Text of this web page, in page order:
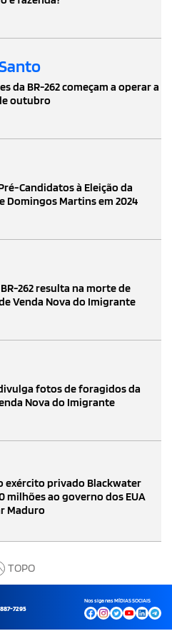
da BR-262 começam a operar a
outubro
Candidatos à Eleição da
Domingos Martins em 2024
262 resulta na morte de
Venda Nova do Imigrante
fotos de foragidos da
Nova do Imigrante
exército privado Blackwater
milhões ao governo dos EUA
Maduro
TOPO
7295
Nos siga nas MÍDIAS SOCIAIS